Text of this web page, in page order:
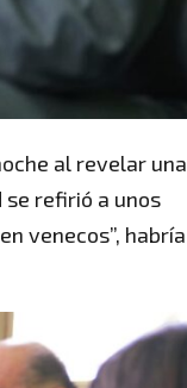
al revelar una
refirió a unos
venecos”, habría